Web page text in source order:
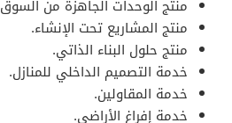
منتج الوحدات الجاهزة من
منتج المشاريع تحت الإنشاء.
منتج حلول البناء الذاتي.
خدمة التصميم الداخلي للمنازل.
خدمة المقاولين.
خدمة إفراغ الأراضي.